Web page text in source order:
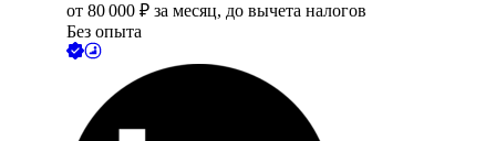
от 80 000 ₽ за месяц, до вычета налогов
Без опыта